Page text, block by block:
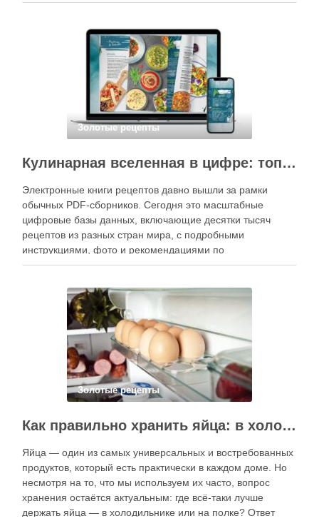
кухне. Главное — …
Золотые рецепты
Кулинарная вселенная в цифре: топ-3 самых больших электронных книг рецептов
Электронные книги рецептов давно вышли за рамки
обычных PDF-сборников. Сегодня это масштабные
цифровые базы данных, включающие десятки тысяч
рецептов из разных стран мира, с подробными
инструкциями, фото и рекомендациями по
приготовлению. В отличие от печатных изданий,
контент, расширять коллекции блюд и добавлять новые
функции. Ниже …
Золотые рецепты
Как правильно хранить яйца: в холодильнике или на полке?
Яйца — один из самых универсальных и востребованных
продуктов, который есть практически в каждом доме. Но
несмотря на то, что мы используем их часто, вопрос
хранения остаётся актуальным: где всё-таки лучше
держать яйца — в холодильнике или на полке? Ответ